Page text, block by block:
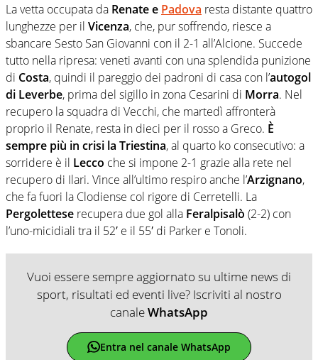
La vetta occupata da Renate e Padova resta distante quattro
lunghezze per il Vicenza, che, pur soffrendo, riesce a
sbancare Sesto San Giovanni con il 2-1 all’Alcione. Succede
tutto nella ripresa: veneti avanti con una splendida punizione
di Costa, quindi il pareggio dei padroni di casa con l’autogol
di Leverbe, prima del sigillo in zona Cesarini di Morra. Nel
recupero la squadra di Vecchi, che martedì affronterà
proprio il Renate, resta in dieci per il rosso a Greco. È
sempre più in crisi la Triestina, al quarto ko consecutivo: a
sorridere è il Lecco che si impone 2-1 grazie alla rete nel
recupero di Ilari. Vince all’ultimo respiro anche l’Arzignano,
che fa fuori la Clodiense col rigore di Cerretelli. La
Pergolettese recupera due gol alla Feralpisalò (2-2) con
l’uno-micidiali tra il 52′ e il 55′ di Parker e Tonoli.
Vuoi essere sempre aggiornato su ultime news di
sport, risultati ed eventi live? Iscriviti al nostro
canaleWhatsApp
Entra nel canale WhatsApp